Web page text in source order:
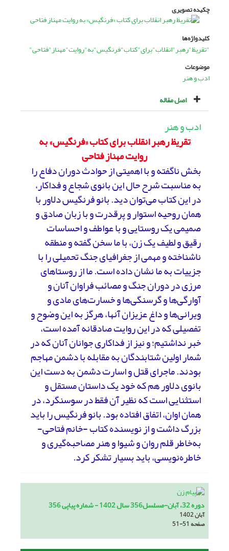
چکیده تصویری
کلیدواژه‌ها
"تقریظ"رهبر"انقلاب"برای"کتاب"فرنگیس"به"روایت"مهناز"فتاحی"
موضوعات
ادب و هنر
اصل مقاله
ادب و هنر
تقریظ رهبر انقلاب برای کتاب «فرنگیس» به
روایت مهناز فتاحی
بخش ناگفته و با اهمیتی از حوادث دوران دفاع را
به مناسبت شرح حال این بانوی شجاع و فداکار،
در این کتاب می‌توان دید. بانو فرنگیس دلاور با
همان روحیه‌ استوار و پرقدرت و با زبان صادق و
صمیمی یک روستایی و با عواطف و احساسات
رقیق و لطیف یک زن، با ما سخن گفته و منطقه‌
ناشناخته و مهمی از جغرافیای جنگ تحمیلی را با
جزییات به ما نشان داده است. ما از روستاهای
مرزی در دوران جنگ و مصائب فراوان آنان و
آوارگی‌ها و گرسنگی‌ها و خسارت‌های مادی و
ویرانی‌ها و داغ عزیزان آنها، هرگز به این وضوح و
تفصیلی که در این روایت صادقانه آمده است،
خبر نداشتیم؛ و نیز از فداکاری جوانان آنان که در
شمار اولین شتابندگان به مقابله با دشمن مهاجم
بودند. ماجرای قتل و اسارت دشمن به دست این
بانوی دلاور هم که خود یک داستان مستقل و
استثنایی است که نظیر آن فقط در سوسنگرد، در
همان اوان، اتفاق افتاده بود. بانو فرنگیس را باید
بزرگ داشت و از نویسنده‌ کتاب -خانم فتاحی-
به‌خاطر قلم روان و شیوا و هنر مصاحبه‌گیری و
خاطره‌نویسی، باید بسیار تشکر کرد.
دوره 32، آبان-مسلسل356 سال 1402 - شماره پیاپی 356
آبان 1402
صفحه51-51